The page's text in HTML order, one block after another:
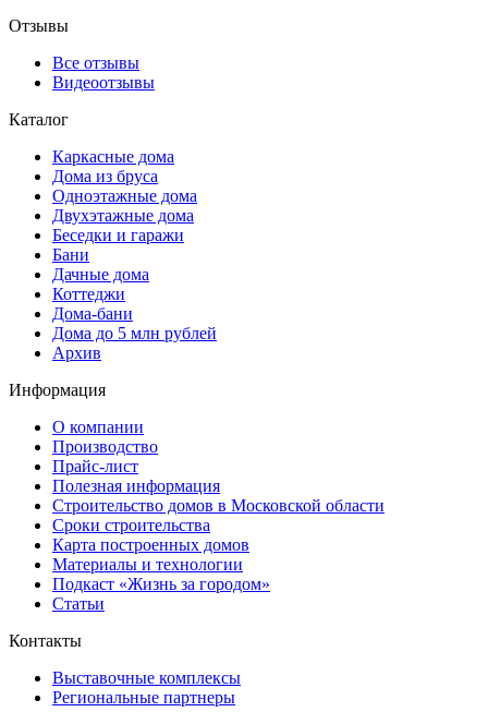
Отзывы
Все отзывы
Видеоотзывы
Каталог
Каркасные дома
Дома из бруса
Одноэтажные дома
Двухэтажные дома
Беседки и гаражи
Бани
Дачные дома
Коттеджи
Дома-бани
Дома до 5 млн рублей
Архив
Информация
О компании
Производство
Прайс-лист
Полезная информация
Строительство домов в Московской области
Сроки строительства
Карта построенных домов
Материалы и технологии
Подкаст «Жизнь за городом»
Статьи
Контакты
Выставочные комплексы
Региональные партнеры